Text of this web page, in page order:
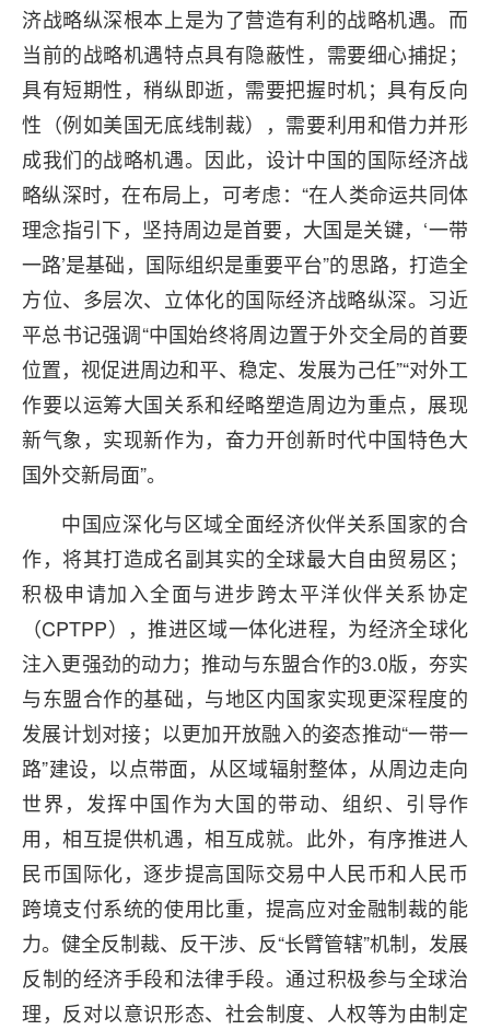
济战略纵深根本上是为了营造有利的战略机遇。而
当前的战略机遇特点具有隐蔽性，需要细心捕捉；
具有短期性，稍纵即逝，需要把握时机；具有反向
性（例如美国无底线制裁），需要利用和借力并形
成我们的战略机遇。因此，设计中国的国际经济战
略纵深时，在布局上，可考虑：“在人类命运共同体
理念指引下，坚持周边是首要，大国是关键，‘一带
一路’是基础，国际组织是重要平台”的思路，打造全
方位、多层次、立体化的国际经济战略纵深。习近
平总书记强调“中国始终将周边置于外交全局的首要
位置，视促进周边和平、稳定、发展为己任”“对外工
作要以运筹大国关系和经略塑造周边为重点，展现
新气象，实现新作为，奋力开创新时代中国特色大
国外交新局面”。
中国应深化与区域全面经济伙伴关系国家的合
作，将其打造成名副其实的全球最大自由贸易区；
积极申请加入全面与进步跨太平洋伙伴关系协定
（CPTPP），推进区域一体化进程，为经济全球化
注入更强劲的动力；推动与东盟合作的3.0版，夯实
与东盟合作的基础，与地区内国家实现更深程度的
发展计划对接；以更加开放融入的姿态推动“一带一
路”建设，以点带面，从区域辐射整体，从周边走向
世界，发挥中国作为大国的带动、组织、引导作
用，相互提供机遇，相互成就。此外，有序推进人
民币国际化，逐步提高国际交易中人民币和人民币
跨境支付系统的使用比重，提高应对金融制裁的能
力。健全反制裁、反干涉、反“长臂管辖”机制，发展
反制的经济手段和法律手段。通过积极参与全球治
理，反对以意识形态、社会制度、人权等为由制定